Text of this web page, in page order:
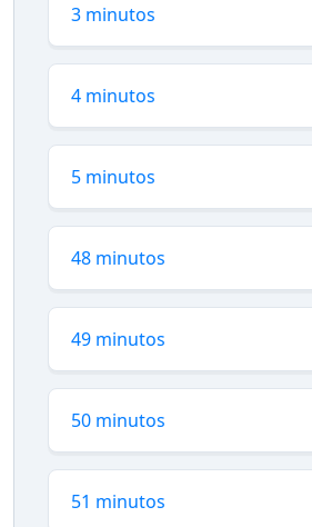
3 minutos
4 minutos
5 minutos
48 minutos
49 minutos
50 minutos
51 minutos